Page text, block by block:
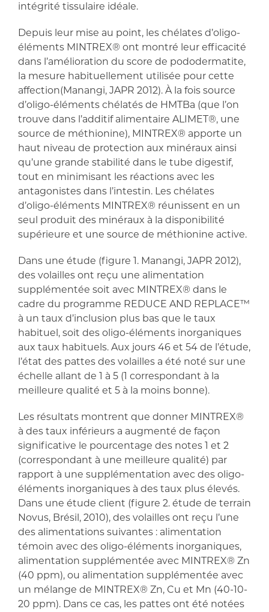
intégrité tissulaire idéale.
Depuis leur mise au point, les chélates d’oligo-
éléments MINTREX® ont montré leur efficacité
dans l’amélioration du score de pododermatite,
la mesure habituellement utilisée pour cette
affection(Manangi, JAPR 2012). À la fois source
d’oligo-éléments chélatés de HMTBa (que l’on
trouve dans l’additif alimentaire ALIMET®, une
source de méthionine), MINTREX® apporte un
haut niveau de protection aux minéraux ainsi
qu’une grande stabilité dans le tube digestif,
tout en minimisant les réactions avec les
antagonistes dans l’intestin. Les chélates
d’oligo-éléments MINTREX® réunissent en un
seul produit des minéraux à la disponibilité
supérieure et une source de méthionine active.
Dans une étude (figure 1. Manangi, JAPR 2012),
des volailles ont reçu une alimentation
supplémentée soit avec MINTREX® dans le
cadre du programme REDUCE AND REPLACE™
à un taux d’inclusion plus bas que le taux
habituel, soit des oligo-éléments inorganiques
aux taux habituels. Aux jours 46 et 54 de l’étude,
l’état des pattes des volailles a été noté sur une
échelle allant de 1 à 5 (1 correspondant à la
meilleure qualité et 5 à la moins bonne).
Les résultats montrent que donner MINTREX®
à des taux inférieurs a augmenté de façon
significative le pourcentage des notes 1 et 2
(correspondant à une meilleure qualité) par
rapport à une supplémentation avec des oligo-
éléments inorganiques à des taux plus élevés.
Dans une étude client (figure 2. étude de terrain
Novus, Brésil, 2010), des volailles ont reçu l’une
des alimentations suivantes : alimentation
témoin avec des oligo-éléments inorganiques,
alimentation supplémentée avec MINTREX® Zn
(40 ppm), ou alimentation supplémentée avec
un mélange de MINTREX® Zn, Cu et Mn (40-10-
20 ppm). Dans ce cas, les pattes ont été notées